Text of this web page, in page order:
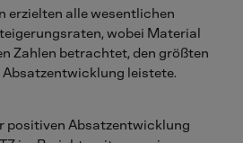
erzielten alle wesentlichen
wobei Material
Zahlen betrachtet, den größten
leistete.
positiven Absatzentwicklung